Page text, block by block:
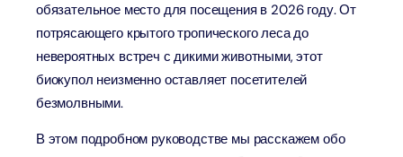
обязательное место для посещения в 2026 году. От
потрясающего крытого тропического леса до
невероятных встреч с дикими животными, этот
биокупол неизменно оставляет посетителей
безмолвными.
В этом подробном руководстве мы расскажем обо